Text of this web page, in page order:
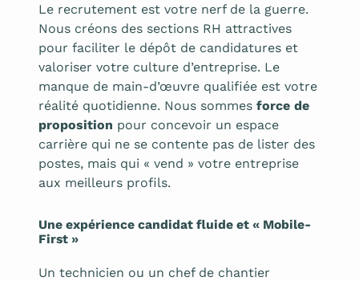
Le recrutement est votre nerf de la guerre.
Nous créons des sections RH attractives
pour faciliter le dépôt de candidatures et
valoriser votre culture d’entreprise. Le
manque de main-d’œuvre qualifiée est votre
réalité quotidienne. Nous sommes force de
proposition pour concevoir un espace
carrière qui ne se contente pas de lister des
postes, mais qui « vend » votre entreprise
aux meilleurs profils.
Une expérience candidat fluide et « Mobile-
First »
Un technicien ou un chef de chantier